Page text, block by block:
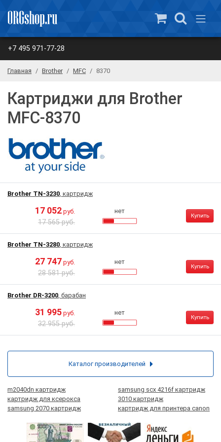
+7 495 971-77-28
Главная Brother MFC 8370
Картриджи для Brother
MFC-8370
Brother TN-3230, картридж
17 052 руб.
17 565 руб.
нет
Купить
Brother TN-3280, картридж
27 747 руб.
28 581 руб.
нет
Купить
Brother DR-3200, барабан
31 995 руб.
32 955 руб.
нет
Купить
m2040dn картридж
samsung scx 4216f картридж
картридж для ксерокса
3010 картридж
samsung 2070 картридж
картридж для принтера canon